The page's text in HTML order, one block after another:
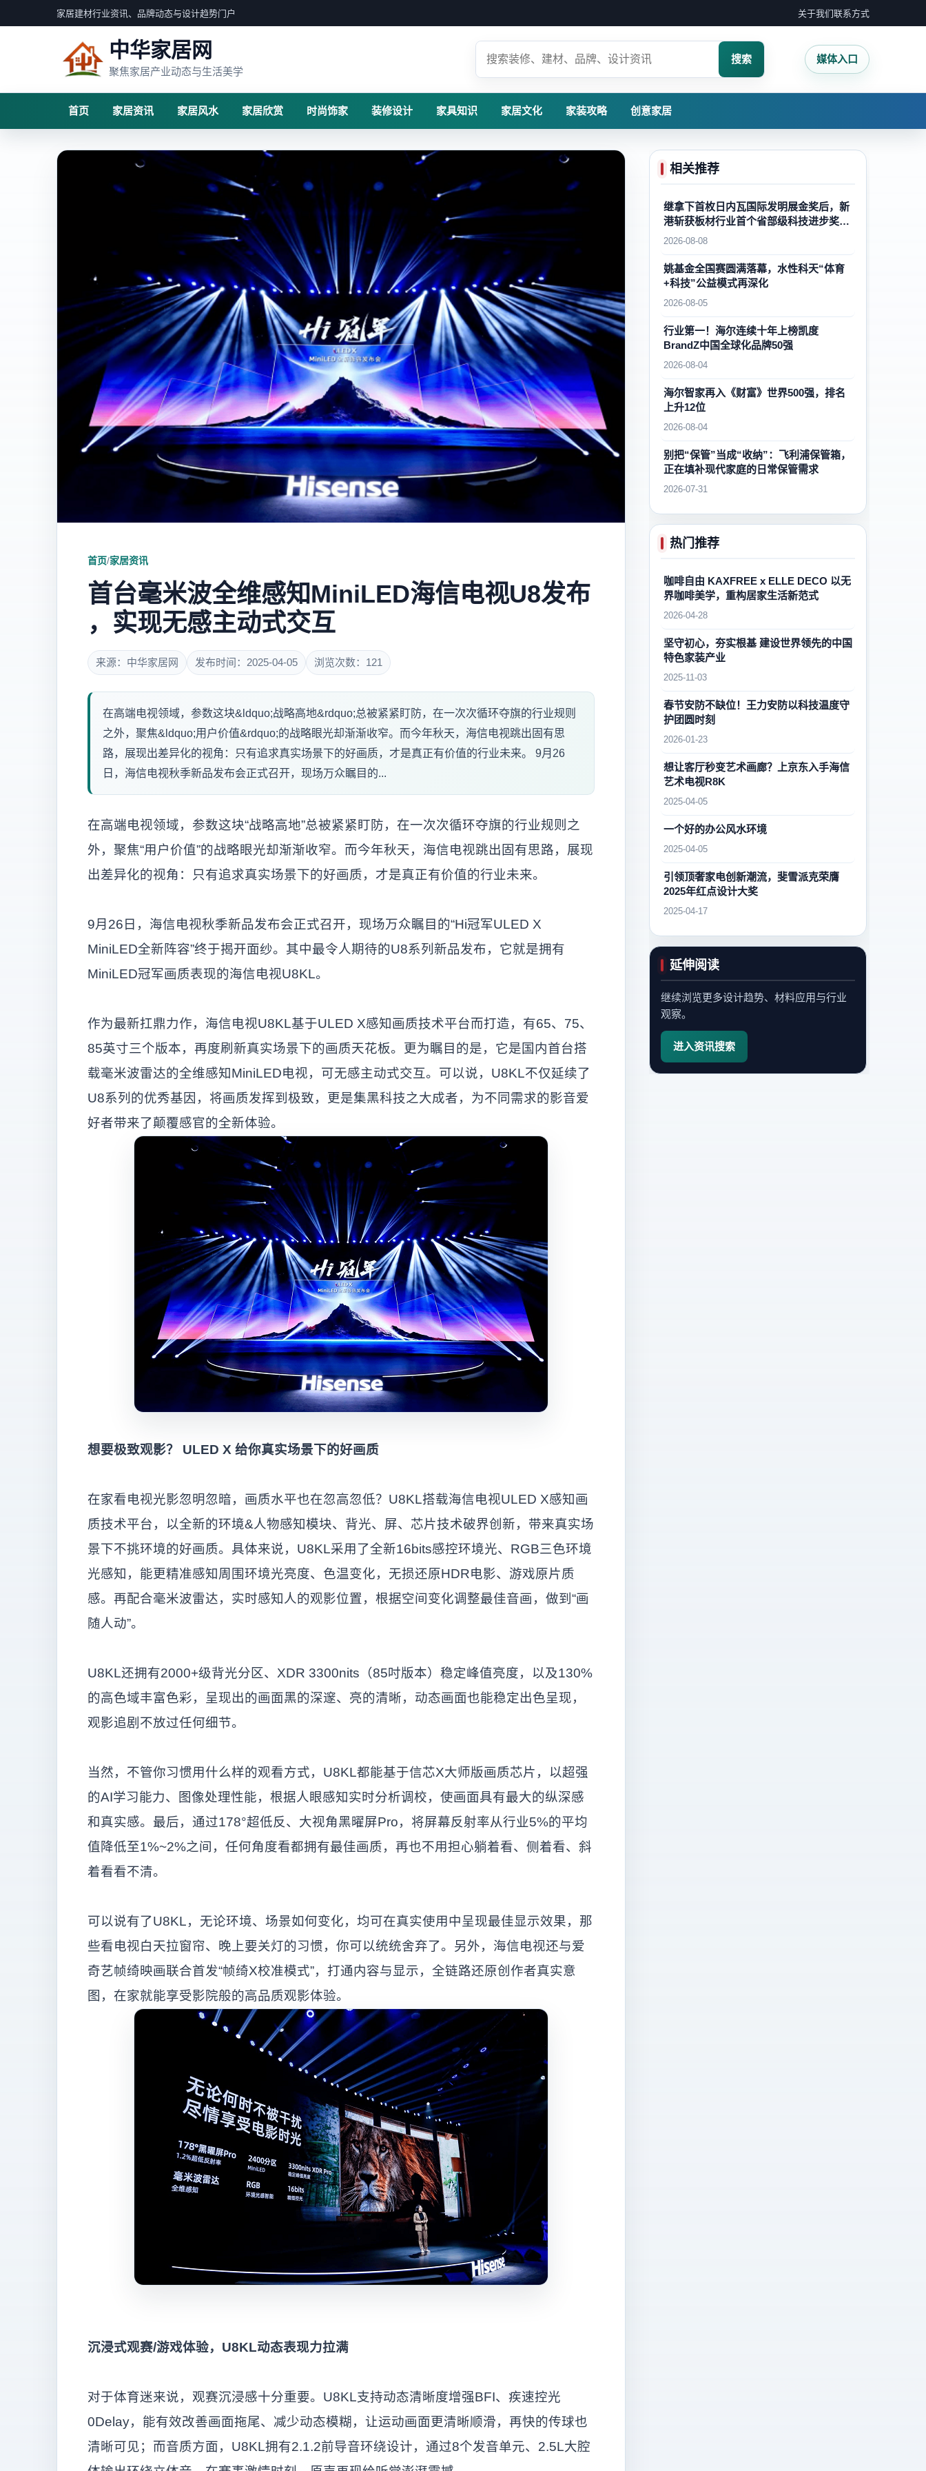
家居建材行业资讯、品牌动态与设计趋势门户 关于我们联系方式
中华家居网
聚焦家居产业动态与生活美学
搜索 媒体入口
首页 家居资讯 家居风水 家居欣赏 时尚饰家 装修设计 家具知识 家居文化 家装攻略 创意家居
首页/家居资讯
首台毫米波全维感知MiniLED海信电视U8发布
，实现无感主动式交互
来源：中华家居网 发布时间：2025-04-05 浏览次数：121
在高端电视领域，参数这块&ldquo;战略高地&rdquo;总被紧紧盯防，在一次次循环夺旗的行业规则
之外，聚焦&ldquo;用户价值&rdquo;的战略眼光却渐渐收窄。而今年秋天，海信电视跳出固有思
路，展现出差异化的视角：只有追求真实场景下的好画质，才是真正有价值的行业未来。 9月26
日，海信电视秋季新品发布会正式召开，现场万众瞩目的...
在高端电视领域，参数这块“战略高地”总被紧紧盯防，在一次次循环夺旗的行业规则之
外，聚焦“用户价值”的战略眼光却渐渐收窄。而今年秋天，海信电视跳出固有思路，展现
出差异化的视角：只有追求真实场景下的好画质，才是真正有价值的行业未来。
9月26日，海信电视秋季新品发布会正式召开，现场万众瞩目的“Hi冠军ULED X
MiniLED全新阵容”终于揭开面纱。其中最令人期待的U8系列新品发布，它就是拥有
MiniLED冠军画质表现的海信电视U8KL。
作为最新扛鼎力作，海信电视U8KL基于ULED X感知画质技术平台而打造，有65、75、
85英寸三个版本，再度刷新真实场景下的画质天花板。更为瞩目的是，它是国内首台搭
载毫米波雷达的全维感知MiniLED电视，可无感主动式交互。可以说，U8KL不仅延续了
U8系列的优秀基因，将画质发挥到极致，更是集黑科技之大成者，为不同需求的影音爱
好者带来了颠覆感官的全新体验。
想要极致观影？ ULED X 给你真实场景下的好画质
在家看电视光影忽明忽暗，画质水平也在忽高忽低？U8KL搭载海信电视ULED X感知画
质技术平台，以全新的环境&人物感知模块、背光、屏、芯片技术破界创新，带来真实场
景下不挑环境的好画质。具体来说，U8KL采用了全新16bits感控环境光、RGB三色环境
光感知，能更精准感知周围环境光亮度、色温变化，无损还原HDR电影、游戏原片质
感。再配合毫米波雷达，实时感知人的观影位置，根据空间变化调整最佳音画，做到“画
随人动”。
U8KL还拥有2000+级背光分区、XDR 3300nits（85吋版本）稳定峰值亮度，以及130%
的高色域丰富色彩，呈现出的画面黑的深邃、亮的清晰，动态画面也能稳定出色呈现，
观影追剧不放过任何细节。
当然，不管你习惯用什么样的观看方式，U8KL都能基于信芯X大师版画质芯片，以超强
的AI学习能力、图像处理性能，根据人眼感知实时分析调校，使画面具有最大的纵深感
和真实感。最后，通过178°超低反、大视角黑曜屏Pro，将屏幕反射率从行业5%的平均
值降低至1%~2%之间，任何角度看都拥有最佳画质，再也不用担心躺着看、侧着看、斜
着看看不清。
可以说有了U8KL，无论环境、场景如何变化，均可在真实使用中呈现最佳显示效果，那
些看电视白天拉窗帘、晚上要关灯的习惯，你可以统统舍弃了。另外，海信电视还与爱
奇艺帧绮映画联合首发“帧绮X校准模式”，打通内容与显示，全链路还原创作者真实意
图，在家就能享受影院般的高品质观影体验。
沉浸式观赛/游戏体验，U8KL动态表现力拉满
对于体育迷来说，观赛沉浸感十分重要。U8KL支持动态清晰度增强BFI、疾速控光
0Delay，能有效改善画面拖尾、减少动态模糊，让运动画面更清晰顺滑，再快的传球也
清晰可见；而音质方面，U8KL拥有2.1.2前导音环绕设计，通过8个发音单元、2.5L大腔
相关推荐
继拿下首枚日内瓦国际发明展金奖后，新
港斩获板材行业首个省部级科技进步奖一
等奖，再攀国内外木业自主创新新高峰
2026-08-08
姚基金全国赛圆满落幕，水性科天“体育
+科技”公益模式再深化
2026-08-05
行业第一！海尔连续十年上榜凯度
BrandZ中国全球化品牌50强
2026-08-04
海尔智家再入《财富》世界500强，排名
上升12位
2026-08-04
别把“保管”当成“收纳”：飞利浦保管箱，
正在填补现代家庭的日常保管需求
2026-07-31
热门推荐
咖啡自由 KAXFREE x ELLE DECO 以无
界咖啡美学，重构居家生活新范式
2026-04-28
坚守初心，夯实根基 建设世界领先的中国
特色家装产业
2025-11-03
春节安防不缺位！王力安防以科技温度守
护团圆时刻
2026-01-23
想让客厅秒变艺术画廊？上京东入手海信
艺术电视R8K
2025-04-05
一个好的办公风水环境
2025-04-05
引领顶奢家电创新潮流，斐雪派克荣膺
2025年红点设计大奖
2025-04-17
延伸阅读
继续浏览更多设计趋势、材料应用与行业
观察。
进入资讯搜索